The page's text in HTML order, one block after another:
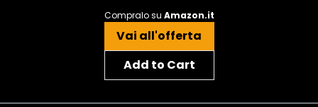
Compralo su Amazon.it
Vai all'offerta
Add to Cart